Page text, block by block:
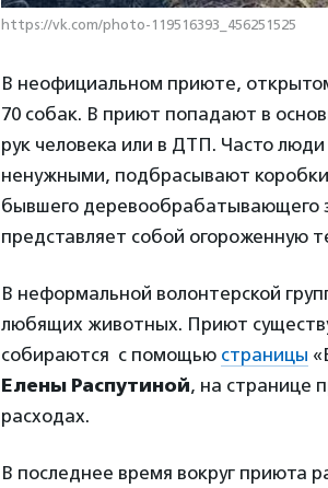
https://vk.com/photo-119516393_456251525
В неофициальном приюте,
70 собак. В приют попадают в
рук человека или в ДТП. Часто
ненужными, подбрасывают
бывшего деревообрабатывающего
представляет собой огороженную
В неформальной волонтерской
любящих животных. Приют
собираются с помощью страницы
Елены Распутиной, на странице
расходах.
В последнее время вокруг приюта